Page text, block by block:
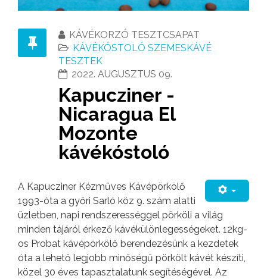
KÁVÉKORZÓ TESZTCSAPAT
KÁVÉKÓSTOLÓ SZEMESKÁVÉ
TESZTEK
2022. AUGUSZTUS 09.
Kapucziner -
Nicaragua El
Mozonte
kávékóstoló
A Kapucziner Kézműves Kávépörkölő
1993-óta a győri Sarló köz 9. szám alatti
üzletben, napi rendszerességgel pörköli a világ
minden tájáról érkező kávékülönlegességeket. 12kg-
os Probat kávépörkölő berendezésünk a kezdetek
óta a lehető legjobb minőségű pörkölt kávét készíti,
közel 30 éves tapasztalatunk segítéségével. Az